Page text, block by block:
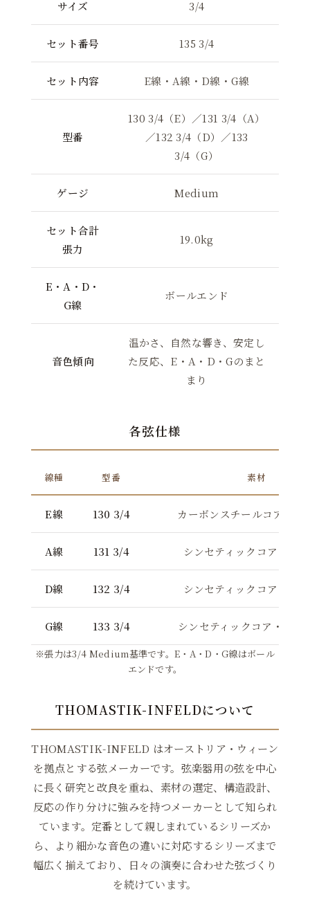
サイズ 3/4
セット番号 135 3/4
セット内容 E線・A線・D線・G線
型番
130 3/4（E）／131 3/4（A）
／132 3/4（D）／133
3/4（G）
ゲージ Medium
セット合計
張力
19.0kg
E・A・D・
G線
ボールエンド
音色傾向
温かさ、自然な響き、安定し
た反応、E・A・D・Gのまと
まり
各弦仕様
線種 型番 素材
E線 130 3/4 カーボンスチールコア・ア
A線 131 3/4 シンセティックコア・ア
D線 132 3/4 シンセティックコア・ア
G線 133 3/4 シンセティックコア・シル
※張力は3/4 Medium基準です。E・A・D・G線はボール
エンドです。
THOMASTIK-INFELDについて
THOMASTIK-INFELD はオーストリア・ウィーン
を拠点とする弦メーカーです。弦楽器用の弦を中心
に長く研究と改良を重ね、素材の選定、構造設計、
反応の作り分けに強みを持つメーカーとして知られ
ています。定番として親しまれているシリーズか
ら、より細かな音色の違いに対応するシリーズまで
幅広く揃えており、日々の演奏に合わせた弦づくり
を続けています。